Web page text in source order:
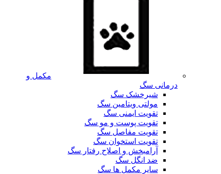
مکمل و
درمانی سگ
شیرخشک سگ
مولتی ویتامین سگ
تقویت ایمنی سگ
تقویت پوست و مو سگ
تقویت مفاصل سگ
تقویت استخوان سگ
آرامبخش و اصلاح رفتار سگ
ضد انگل سگ
سایر مکمل ها سگ